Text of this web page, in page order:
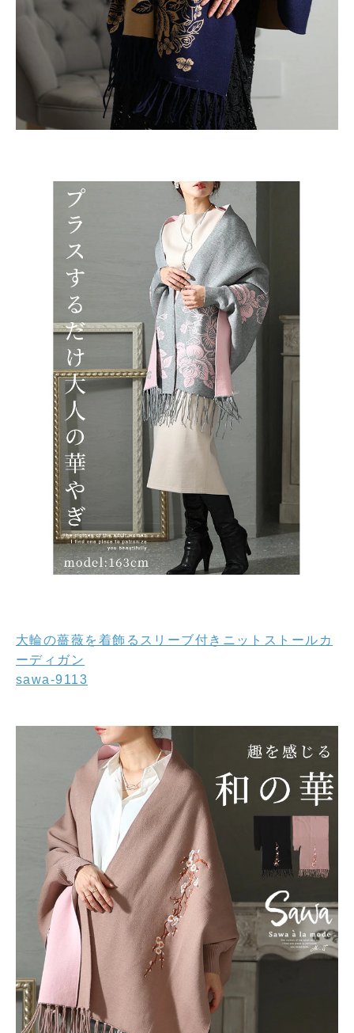
大輪の薔薇を着飾るスリーブ付きニットストールカ
ーディガン
sawa-9113